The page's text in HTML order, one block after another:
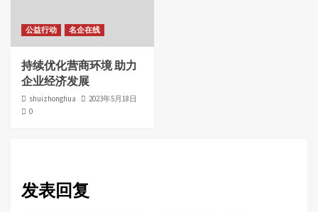
公益行动 名企在线
持续优化营商环境 助力
企业经济发展
shuizhonghua
2023年5月18日
0
发表回复